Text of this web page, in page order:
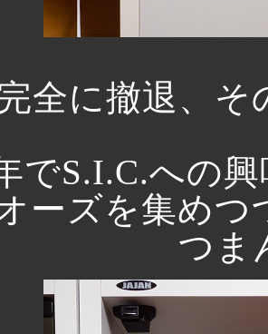
全に撤退、
でS.I.C.への
ーズを集め
つま